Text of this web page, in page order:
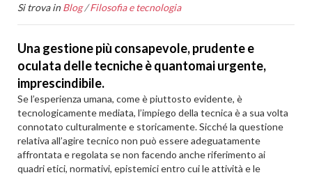
Si trova in Blog /Filosofia e tecnologia
Una gestione più consapevole, prudente e
oculata delle tecniche è quantomai urgente,
imprescindibile.
Se l’esperienza umana, come è piuttosto evidente, è
tecnologicamente mediata, l’impiego della tecnica è a sua volta
connotato culturalmente e storicamente. Sicché la questione
relativa all’agire tecnico non può essere adeguatamente
affrontata e regolata se non facendo anche riferimento ai
quadri etici, normativi, epistemici entro cui le attività e le